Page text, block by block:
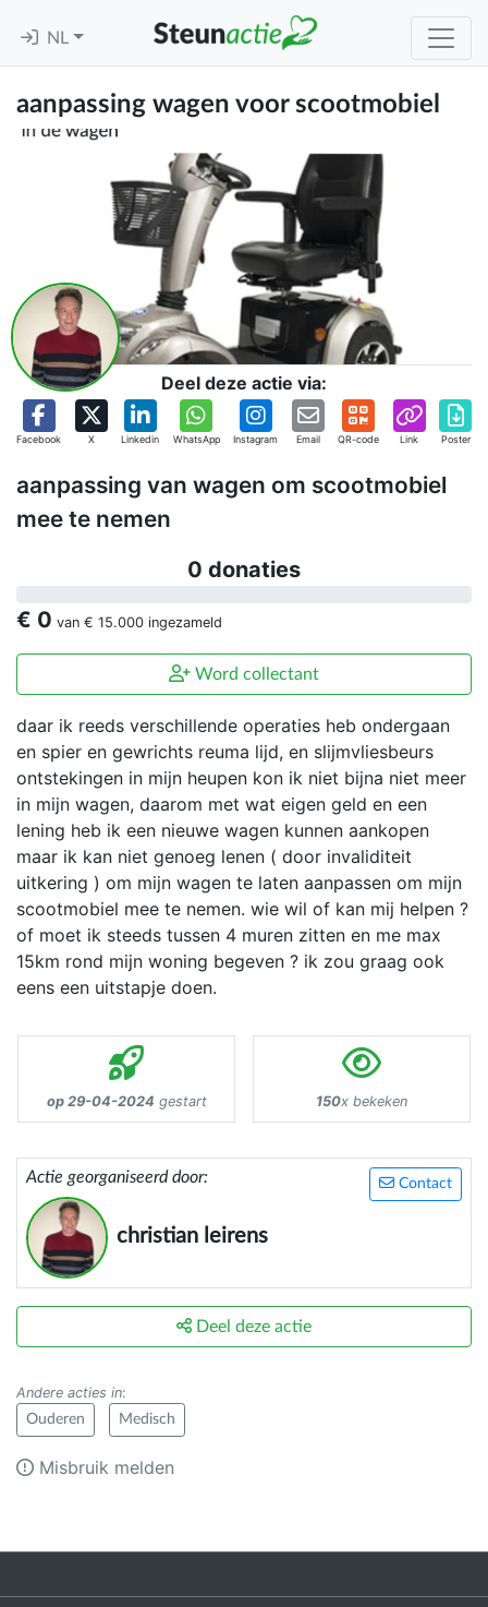
NL
aanpassing wagen voor scootmobiel
Deel deze actie via:
Facebook X Linkedin WhatsApp Instagram Email QR-code Link Poster
aanpassing van wagen om scootmobiel
mee te nemen
0 donaties
€ 0 van € 15.000 ingezameld
Word collectant
daar ik reeds verschillende operaties heb ondergaan
en spier en gewrichts reuma lijd, en slijmvliesbeurs
ontstekingen in mijn heupen kon ik niet bijna niet meer
in mijn wagen, daarom met wat eigen geld en een
lening heb ik een nieuwe wagen kunnen aankopen
maar ik kan niet genoeg lenen ( door invaliditeit
uitkering ) om mijn wagen te laten aanpassen om mijn
scootmobiel mee te nemen. wie wil of kan mij helpen ?
of moet ik steeds tussen 4 muren zitten en me max
15km rond mijn woning begeven ? ik zou graag ook
eens een uitstapje doen.
op 29-04-2024 gestart 150x bekeken
Contact
Actie georganiseerd door:
christian leirens
Deel deze actie
Andere acties in:
Ouderen Medisch
Misbruik melden